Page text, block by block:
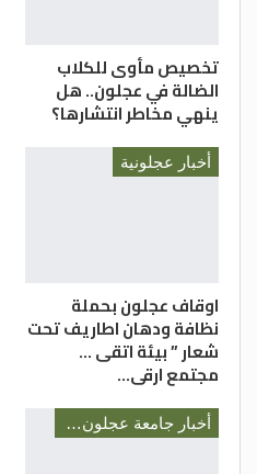
تخصيص مأوى للكلاب
الضالة في عجلون.. هل
ينهي مخاطر انتشارها؟
أخبار عجلونية
اوقاف عجلون بحملة
نظافة ودهان اطاريف تحت
شعار ” بيئة اتقى …
مجتمع ارقى…
أخبار جامعة عجلون الوطنية